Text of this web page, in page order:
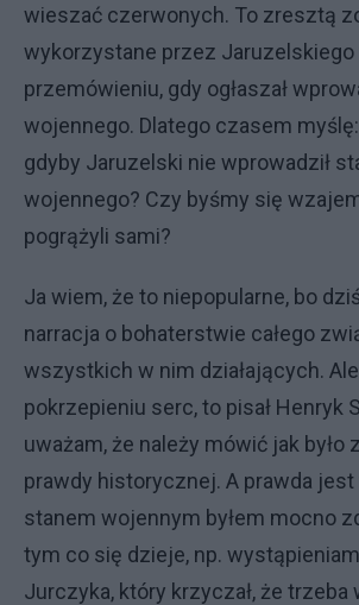
wieszać czerwonych. To zresztą
wykorzystane przez Jaruzelskiego
przemówieniu, gdy ogłaszał
wojennego. Dlatego czasem myślę:
gdyby Jaruzelski nie wprowadził
wojennego? Czy byśmy się
pogrążyli sami?
Ja wiem, że to niepopularne, bo
narracja o bohaterstwie całego
wszystkich w nim działających.
pokrzepieniu serc, to pisał Henryk
uważam, że należy mówić jak było
prawdy historycznej. A prawda jest
stanem wojennym byłem mocno
tym co się dzieje, np.
Jurczyka, który krzyczał, że trzeba